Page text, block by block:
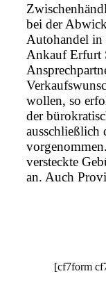
bei der
Autohandel in
Ankauf Erfurt
wollen, so
der
ausschließlich
versteckte
an. Auch
[cf7form